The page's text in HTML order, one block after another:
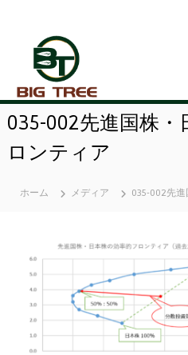
ス
キ035-002先進国株・
ロンティア
ホーム メディア 035-002先